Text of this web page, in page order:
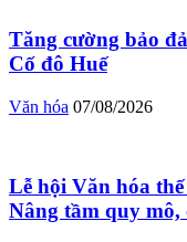
Tăng cường bảo
Cố đô Huế
Văn hóa 07/08/2026
Lễ hội Văn hóa
Nâng tầm quy